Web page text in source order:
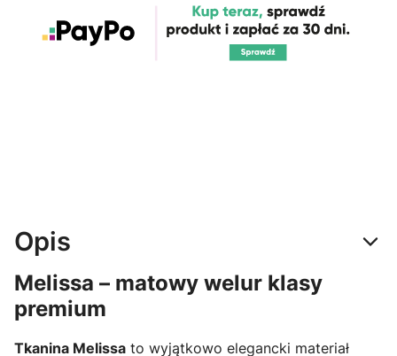
Opis
Melissa – matowy welur klasy
premium
Tkanina Melissa to wyjątkowo elegancki materiał